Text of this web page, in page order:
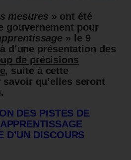
mesures » ont été
gouvernement pour
» le 9
d’une présentation des
de précisions
suite à cette
qu’elles seront
DES PISTES DE
D’UN DISCOURS